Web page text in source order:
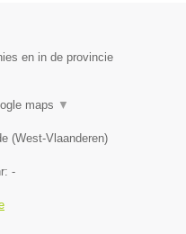
en in de provincie
maps ▼
(West-Vlaanderen)
-